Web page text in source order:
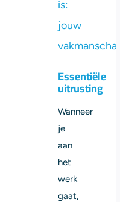
is:
jouw
vakmanschap.
Essentiële
uitrusting
Wanneer
je
aan
het
werk
gaat,